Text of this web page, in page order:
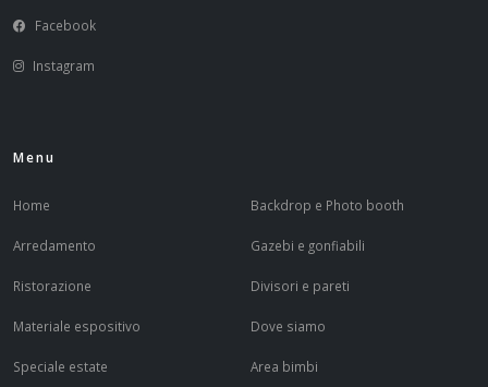
Facebook
Instagram
Menu
Home
Arredamento
Ristorazione
Materiale espositivo
Speciale estate
Backdrop e Photo booth
Gazebi e gonfiabili
Divisori e pareti
Dove siamo
Area bimbi